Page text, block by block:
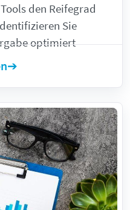
den Reifegrad
Sie
optimiert